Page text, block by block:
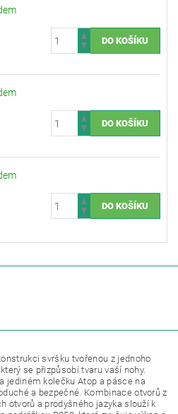
svršku tvořenou z jednoho
se přizpůsobí tvaru vaší nohy.
jediném kolečku Atop a pásce na
a bezpečné. Kombinace otvorů z
otvorů a prodyšného jazyka slouží k